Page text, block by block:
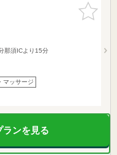
お気に入
りに追加
那須ICより15分
マッサージ
ランを見る